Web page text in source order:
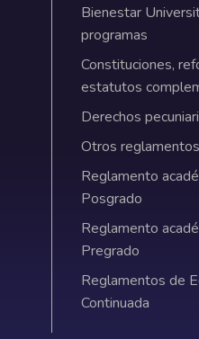
institucionales
Bienestar
programas
Constituciones,
estatutos
Derechos
Otros reglamentos
Reglamento
Posgrado
Reglamento
Pregrado
Reglamentos de
Continuada